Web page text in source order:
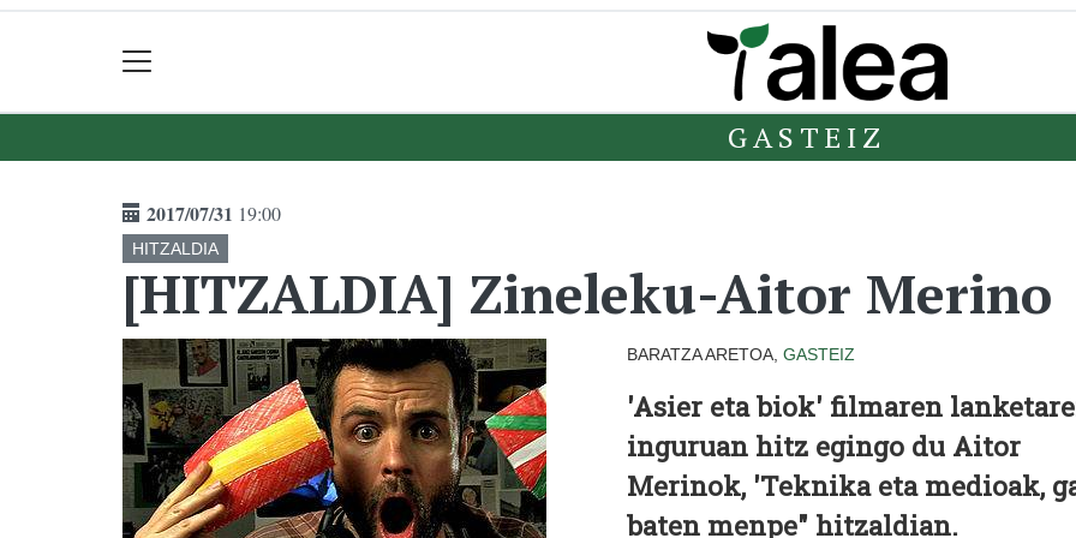
GASTEIZ
2017/07/31 19:00
HITZALDIA
[HITZALDIA] Zineleku-Aitor Merino
BARATZA ARETOA, GASTEIZ
'Asier eta biok' filmaren
inguruan hitz egingo du Aitor
Merinok, 'Teknika eta medioak,
baten menpe" hitzaldian.